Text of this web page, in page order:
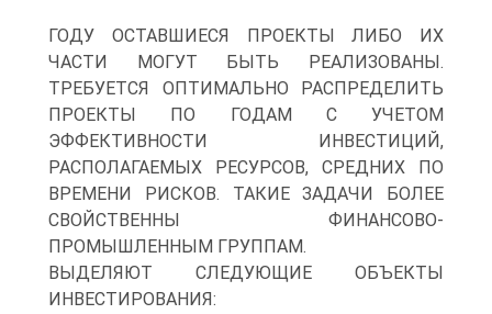
ГОДУ ОСТАВШИЕСЯ ПРОЕКТЫ ЛИБО ИХ
ЧАСТИ МОГУТ БЫТЬ РЕАЛИЗОВАНЫ.
ТРЕБУЕТСЯ ОПТИМАЛЬНО РАСПРЕДЕЛИТЬ
ПРОЕКТЫ ПО ГОДАМ С УЧЕТОМ
ЭФФЕКТИВНОСТИ ИНВЕСТИЦИЙ,
РАСПОЛАГАЕМЫХ РЕСУРСОВ, СРЕДНИХ ПО
ВРЕМЕНИ РИСКОВ. ТАКИЕ ЗАДАЧИ БОЛЕЕ
СВОЙСТВЕННЫ ФИНАНСОВО-
ПРОМЫШЛЕННЫМ ГРУППАМ.
ВЫДЕЛЯЮТ СЛЕДУЮЩИЕ ОБЪЕКТЫ
ИНВЕСТИРОВАНИЯ: